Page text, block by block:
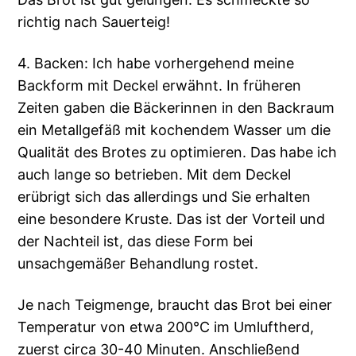
richtig nach Sauerteig!
4. Backen: Ich habe vorhergehend meine
Backform mit Deckel erwähnt. In früheren
Zeiten gaben die Bäckerinnen in den Backraum
ein Metallgefäß mit kochendem Wasser um die
Qualität des Brotes zu optimieren. Das habe ich
auch lange so betrieben. Mit dem Deckel
erübrigt sich das allerdings und Sie erhalten
eine besondere Kruste. Das ist der Vorteil und
der Nachteil ist, das diese Form bei
unsachgemäßer Behandlung rostet.
Je nach Teigmenge, braucht das Brot bei einer
Temperatur von etwa 200°C im Umluftherd,
zuerst circa 30-40 Minuten. Anschließend